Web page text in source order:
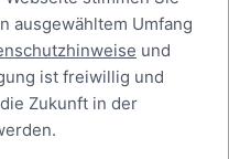
ausgewähltem Umfang
und
ist freiwillig und
Zukunft in der